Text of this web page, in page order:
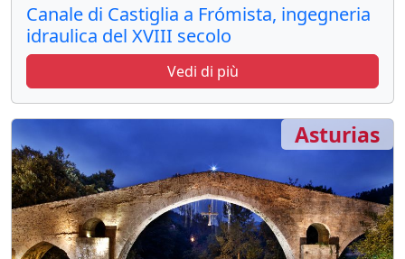
Canale di Castiglia a Frómista, ingegneria
idraulica del XVIII secolo
Vedi di più
Asturias